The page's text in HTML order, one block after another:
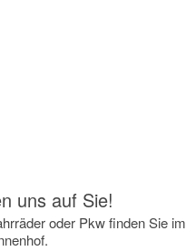
uns auf Sie!
oder Pkw finden Sie im